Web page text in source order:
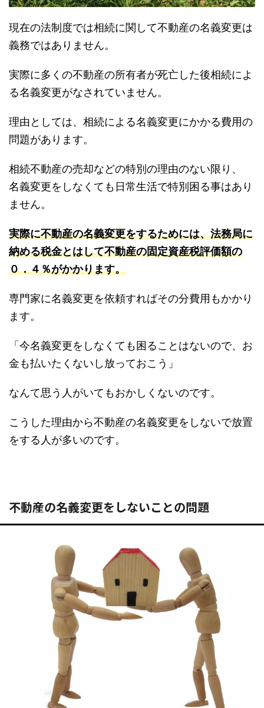
現在の法制度では相続に関して不動産の名義変更は
義務ではありません。
実際に多くの不動産の所有者が死亡した後相続によ
る名義変更がなされていません。
理由としては、相続による名義変更にかかる費用の
問題があります。
相続不動産の売却などの特別の理由のない限り、
名義変更をしなくても日常生活で特別困る事はあり
ません。
実際に不動産の名義変更をするためには、法務局に
納める税金とはして不動産の固定資産税評価額の
０．４％がかかります。
専門家に名義変更を依頼すればその分費用もかかり
ます。
「今名義変更をしなくても困ることはないので、お
金も払いたくないし放っておこう」
なんて思う人がいてもおかしくないのです。
こうした理由から不動産の名義変更をしないで放置
をする人が多いのです。
不動産の名義変更をしないことの問題